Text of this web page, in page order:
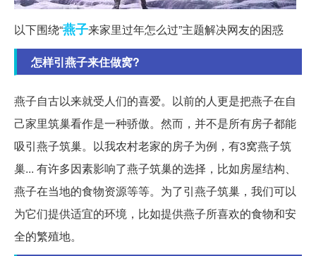
以下围绕“燕子来家里过年怎么过”主题解决网友的困惑
怎样引燕子来住做窝?
燕子自古以来就受人们的喜爱。以前的人更是把燕子在自
己家里筑巢看作是一种骄傲。然而，并不是所有房子都能
吸引燕子筑巢。以我农村老家的房子为例，有3窝燕子筑
巢... 有许多因素影响了燕子筑巢的选择，比如房屋结构、
燕子在当地的食物资源等等。为了引燕子筑巢，我们可以
为它们提供适宜的环境，比如提供燕子所喜欢的食物和安
全的繁殖地。